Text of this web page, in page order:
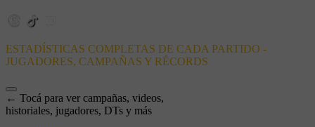
ESTADÍSTICAS COMPLETAS DE CADA PARTIDO -
JUGADORES, CAMPAÑAS Y RÉCORDS
← Tocá para ver campañas, videos,
historiales, jugadores, DTs y más